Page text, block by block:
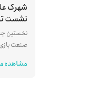
شهرک
نشست
نخستین
صنعت
مشاهده